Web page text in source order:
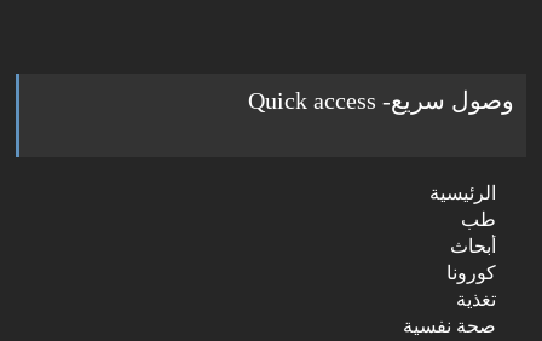
وصول سريع- Quick access
الرئيسية
طب
أبحاث
كورونا
تغذية
صحة نفسية